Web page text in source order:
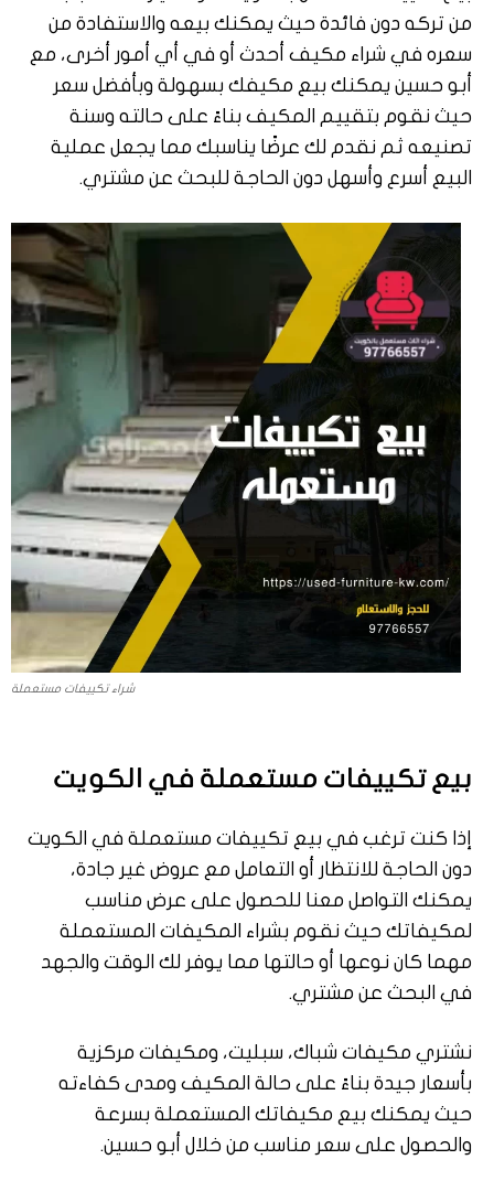
من تركه دون فائدة حيث يمكنك بيعه والاستفادة من
سعره في شراء مكيف أحدث أو في أي أمور أخرى، مع
أبو حسين يمكنك بيع مكيفك بسهولة وبأفضل سعر
حيث نقوم بتقييم المكيف بناءً على حالته وسنة
تصنيعه ثم نقدم لك عرضًا يناسبك مما يجعل عملية
البيع أسرع وأسهل دون الحاجة للبحث عن مشتري.
شراء تكييفات مستعملة
بيع تكييفات مستعملة في الكويت
إذا كنت ترغب في بيع تكييفات مستعملة في الكويت
دون الحاجة للانتظار أو التعامل مع عروض غير جادة،
يمكنك التواصل معنا للحصول على عرض مناسب
لمكيفاتك حيث نقوم بشراء المكيفات المستعملة
مهما كان نوعها أو حالتها مما يوفر لك الوقت والجهد
في البحث عن مشتري.
نشتري مكيفات شباك، سبليت، ومكيفات مركزية
بأسعار جيدة بناءً على حالة المكيف ومدى كفاءته
حيث يمكنك بيع مكيفاتك المستعملة بسرعة
والحصول على سعر مناسب من خلال أبو حسين.